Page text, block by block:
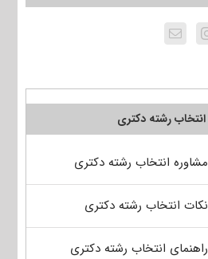
انتخاب رشته دکتری
مشاوره انتخاب رشته دکتری
نکات انتخاب رشته دکتری
راهنمای انتخاب رشته دکتری